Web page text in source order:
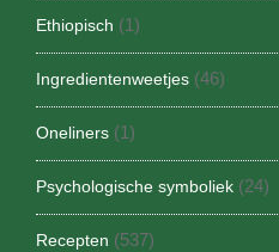
Ethiopisch (1)
Ingredientenweetjes (46)
Oneliners (1)
Psychologische symboliek (24)
Recepten (537)